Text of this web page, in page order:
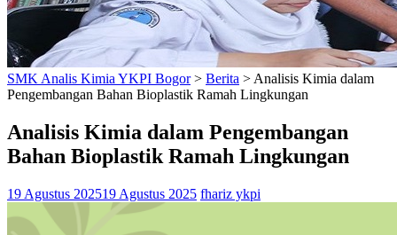
SMK Analis Kimia YKPI Bogor> Berita > Analisis Kimia dalam
Pengembangan Bahan Bioplastik Ramah Lingkungan
Analisis Kimia dalam Pengembangan
Bahan Bioplastik Ramah Lingkungan
19 Agustus 202519 Agustus 2025 fhariz ykpi